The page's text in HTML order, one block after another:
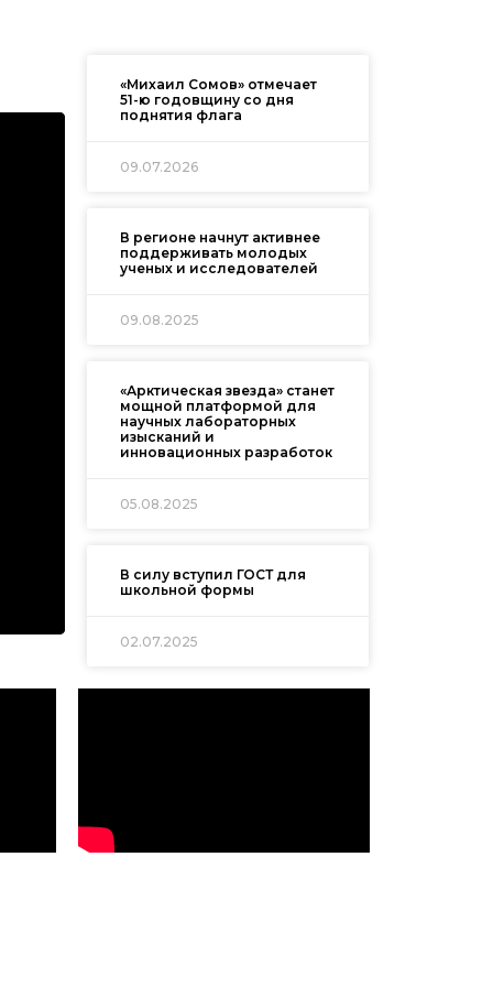
«Михаил Сомов» отмечает
51-ю годовщину со дня
поднятия флага
09.07.2026
В регионе начнут активнее
поддерживать молодых
ученых и исследователей
09.08.2025
«Арктическая звезда» станет
мощной платформой для
научных лабораторных
изысканий и
инновационных разработок
05.08.2025
В силу вступил ГОСТ для
школьной формы
02.07.2025